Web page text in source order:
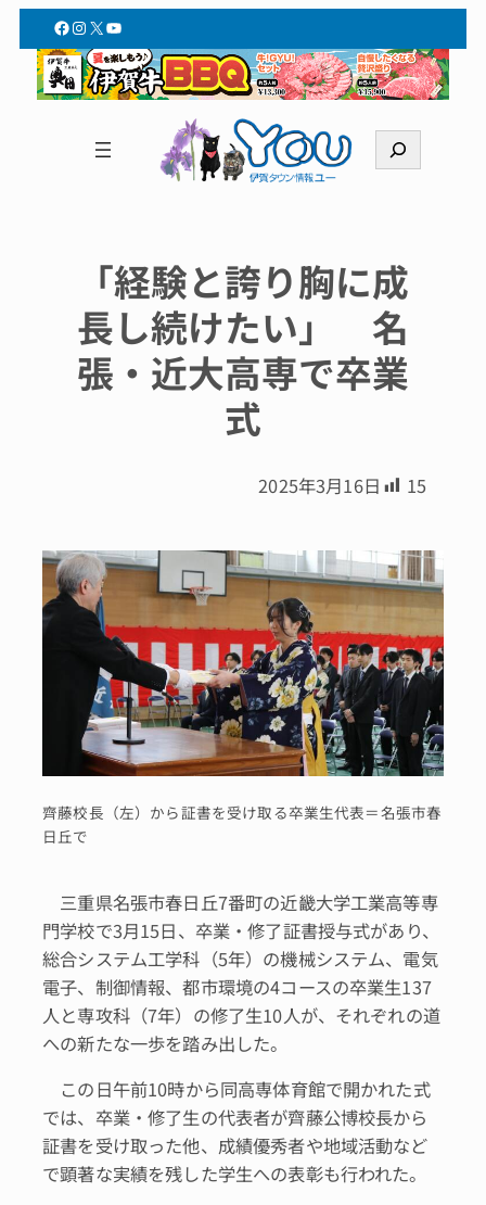
Facebook
Instagram
X YouTube
索
「経験と誇り胸に成
長し続けたい」 名
張・近大高専で卒業
式
2025年3月16日 15
齊藤校長（左）から証書を受け取る卒業生代表＝名張市春
日丘で
三重県名張市春日丘7番町の近畿大学工業高等専
門学校で3月15日、卒業・修了証書授与式があり、
総合システム工学科（5年）の機械システム、電気
電子、制御情報、都市環境の4コースの卒業生137
人と専攻科（7年）の修了生10人が、それぞれの道
への新たな一歩を踏み出した。
この日午前10時から同高専体育館で開かれた式
では、卒業・修了生の代表者が齊藤公博校長から
証書を受け取った他、成績優秀者や地域活動など
で顕著な実績を残した学生への表彰も行われた。